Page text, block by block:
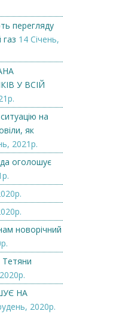
перегляду
14 Січень,
У ВСІЙ
на
як
2021р.
оголошує
новорічний
НА
2020р.